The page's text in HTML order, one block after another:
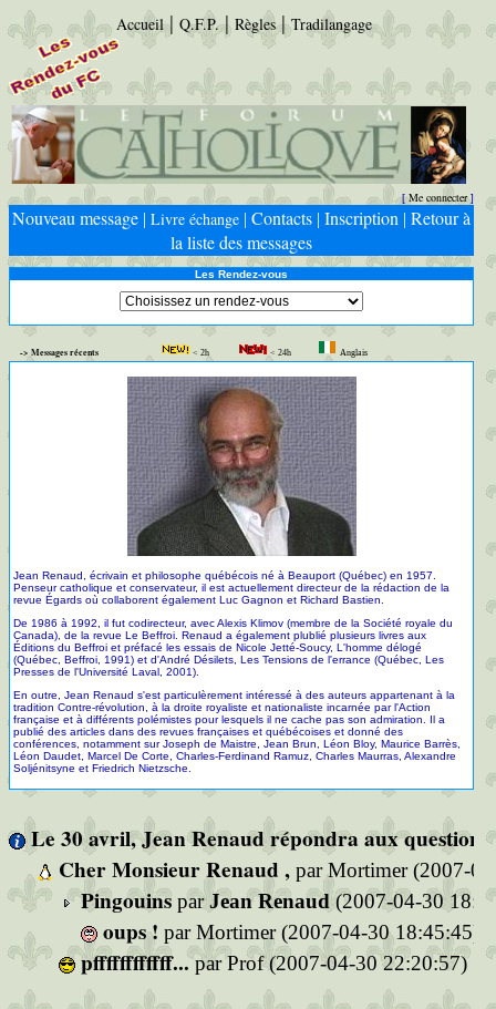
Accueil| Q.F.P.|Règles|Tradilangage
[Me connecter]
Nouveau message | Livre échange | Contacts | Inscription | Retour à
la liste des messages
Les Rendez-vous
-> Messages récents < 2h < 24h Anglais
Jean Renaud, écrivain et philosophe québécois né à Beauport (Québec) en 1957.
Penseur catholique et conservateur, il est actuellement directeur de la rédaction de la
revue Égards où collaborent également Luc Gagnon et Richard Bastien.
De 1986 à 1992, il fut codirecteur, avec Alexis Klimov (membre de la Société royale du
Canada), de la revue Le Beffroi. Renaud a également plublié plusieurs livres aux
Éditions du Beffroi et préfacé les essais de Nicole Jetté-Soucy, L'homme délogé
(Québec, Beffroi, 1991) et d'André Désilets, Les Tensions de l'errance (Québec, Les
Presses de l'Université Laval, 2001).
En outre, Jean Renaud s'est particulèrement intéressé à des auteurs appartenant à la
tradition Contre-révolution, à la droite royaliste et nationaliste incarnée par l'Action
française et à différents polémistes pour lesquels il ne cache pas son admiration. Il a
publié des articles dans des revues françaises et québécoises et donné des
conférences, notamment sur Joseph de Maistre, Jean Brun, Léon Bloy, Maurice Barrès,
Léon Daudet, Marcel De Corte, Charles-Ferdinand Ramuz, Charles Maurras, Alexandre
Soljénitsyne et Friedrich Nietzsche.
Le 30 avril, Jean Renaud répondra aux questions
Cher Monsieur Renaud , par Mortimer (2007-
Pingouins parJean Renaud (2007-04-30
oups ! par Mortimer (2007-04-30 18:45:45)
pffffffffffff...par Prof (2007-04-30 22:20:57)